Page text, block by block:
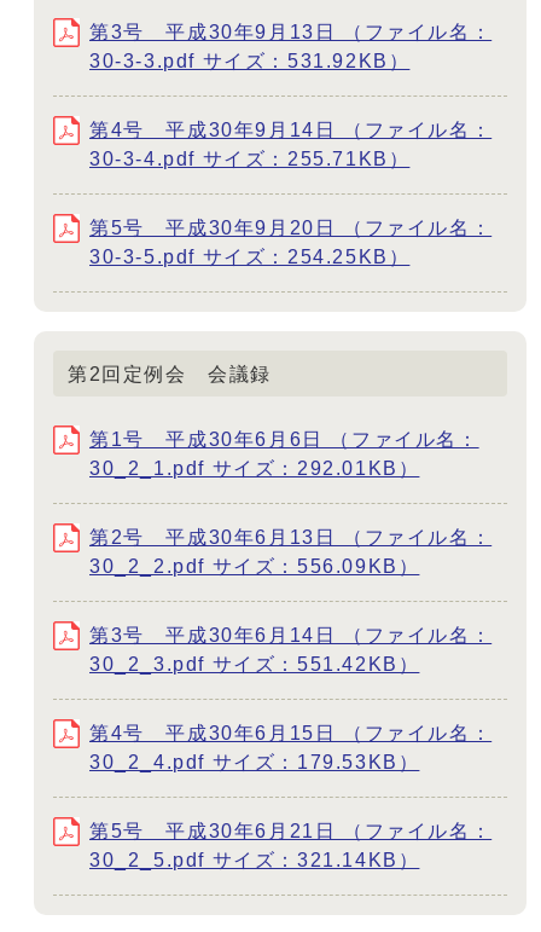
第3号 平成30年9月13日 （ファイル名：
30-3-3.pdf サイズ：531.92KB）
第4号 平成30年9月14日 （ファイル名：
30-3-4.pdf サイズ：255.71KB）
第5号 平成30年9月20日 （ファイル名：
30-3-5.pdf サイズ：254.25KB）
第2回定例会 会議録
第1号 平成30年6月6日 （ファイル名：
30_2_1.pdf サイズ：292.01KB）
第2号 平成30年6月13日 （ファイル名：
30_2_2.pdf サイズ：556.09KB）
第3号 平成30年6月14日 （ファイル名：
30_2_3.pdf サイズ：551.42KB）
第4号 平成30年6月15日 （ファイル名：
30_2_4.pdf サイズ：179.53KB）
第5号 平成30年6月21日 （ファイル名：
30_2_5.pdf サイズ：321.14KB）